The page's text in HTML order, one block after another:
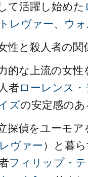
て活躍し始めた
レヴァー、 ウ
性と殺人者の関
的な上流の女性
者ローレンス
ズの安定感のあ
探偵をユーモ
ヴァー）と暮
フィリップ・